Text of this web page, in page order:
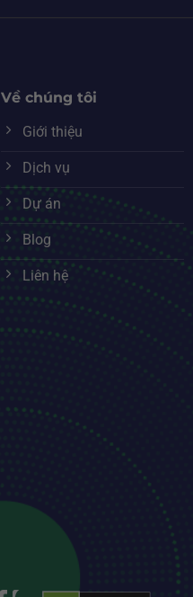
Về chúng tôi
Giới thiệu
Dịch vụ
Dự án
Blog
Liên hệ